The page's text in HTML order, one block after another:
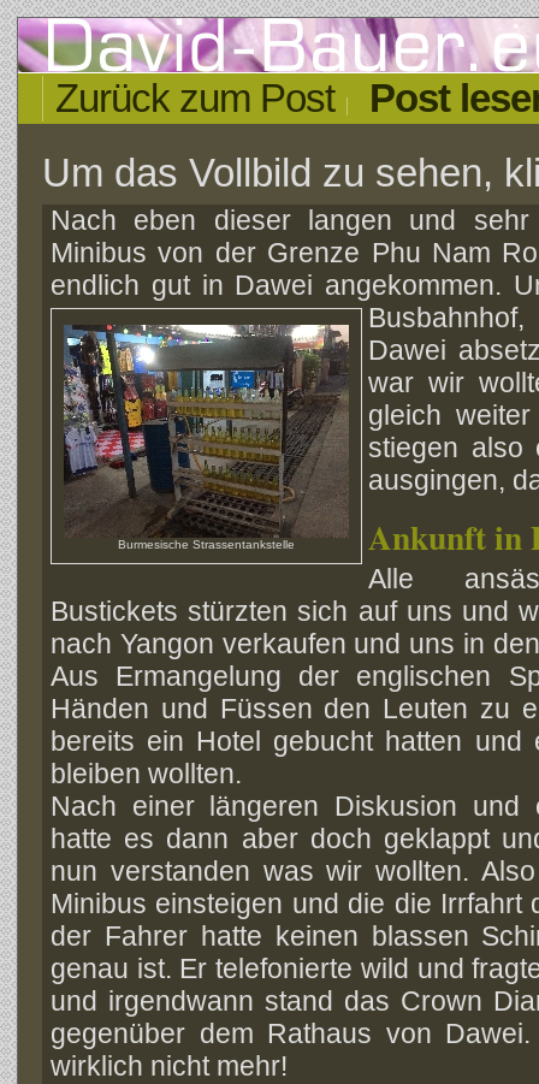
Zurück zum Post
Post
Um das Vollbild zu sehen,
Nach eben dieser langen und
Minibus von der Grenze Phu Nam
endlich gut in Dawei angekommen.
Burmesische Strassentankstelle
Dawei
war wir
gleich
stiegen also
ausgingen,
Ankunft in
Alle
Bustickets stürzten sich auf uns und
nach Yangon verkaufen und uns in
Aus Ermangelung der englischen
Händen und Füssen den Leuten zu
bereits ein Hotel gebucht hatten
bleiben wollten.
Nach einer längeren Diskusion und
hatte es dann aber doch geklappt
nun verstanden was wir wollten.
Minibus einsteigen und die die Irrfahrt
der Fahrer hatte keinen blassen
genau ist. Er telefonierte wild und
und irgendwann stand das Crown
gegenüber dem Rathaus von
wirklich nicht mehr!